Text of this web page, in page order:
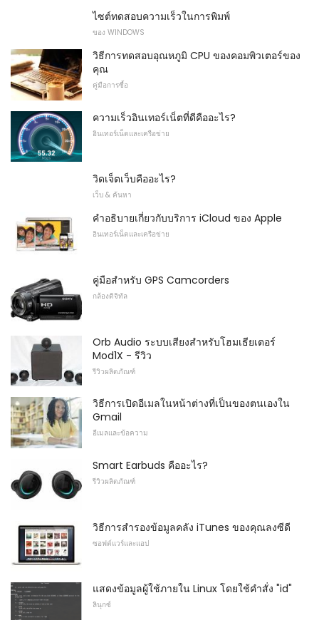
ไซต์ทดสอบความเร็วในการพิมพ์
ของ WINDOWS
วิธีการทดสอบอุณหภูมิ CPU ของคอมพิวเตอร์ของ
คุณ
คู่มือการซื้อ
ความเร็วอินเทอร์เน็ตที่ดีคืออะไร?
อินเทอร์เน็ตและเครือข่าย
วิดเจ็ตเว็บคืออะไร?
เว็บ & ค้นหา
คำอธิบายเกี่ยวกับบริการ iCloud ของ Apple
อินเทอร์เน็ตและเครือข่าย
คู่มือสำหรับ GPS Camcorders
กล้องดิจิทัล
Orb Audio ระบบเสียงสำหรับโฮมเธียเตอร์
Mod1X - รีวิว
รีวิวผลิตภัณฑ์
วิธีการเปิดอีเมลในหน้าต่างที่เป็นของตนเองใน
Gmail
อีเมลและข้อความ
Smart Earbuds คืออะไร?
รีวิวผลิตภัณฑ์
วิธีการสำรองข้อมูลคลัง iTunes ของคุณลงซีดี
ซอฟต์แวร์และแอป
แสดงข้อมูลผู้ใช้ภายใน Linux โดยใช้คำสั่ง "id"
ลินุกซ์